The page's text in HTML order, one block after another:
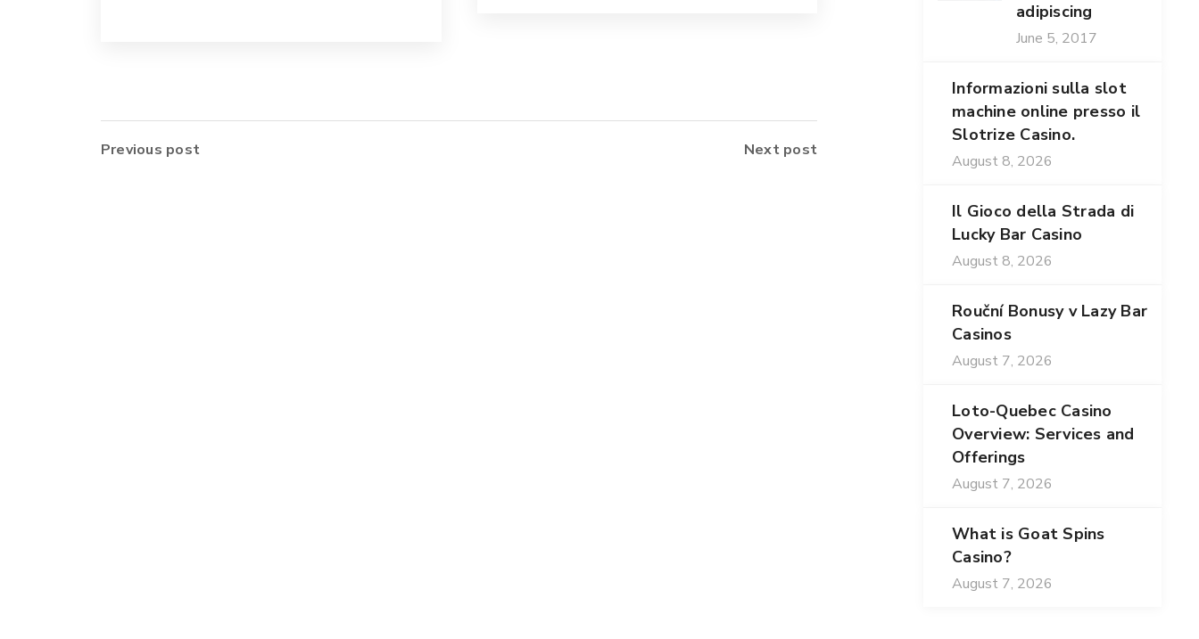
Previous post Next post
adipiscing
June 5, 2017
Informazioni sulla slot
machine online presso il
Slotrize Casino.
August 8, 2026
Il Gioco della Strada di
Lucky Bar Casino
August 8, 2026
Rouční Bonusy v Lazy Bar
Casinos
August 7, 2026
Loto-Quebec Casino
Overview: Services and
Offerings
August 7, 2026
What is Goat Spins
Casino?
August 7, 2026